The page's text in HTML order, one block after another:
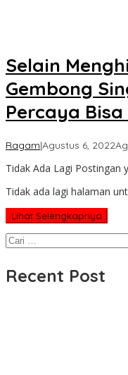
Selain
Gembong
Percaya
Ragam|Agustus 6, 2022
Tidak Ada Lagi Postingan
Tidak ada lagi halaman
Lihat Selengkapnya
Cari
untuk:
Recent Post